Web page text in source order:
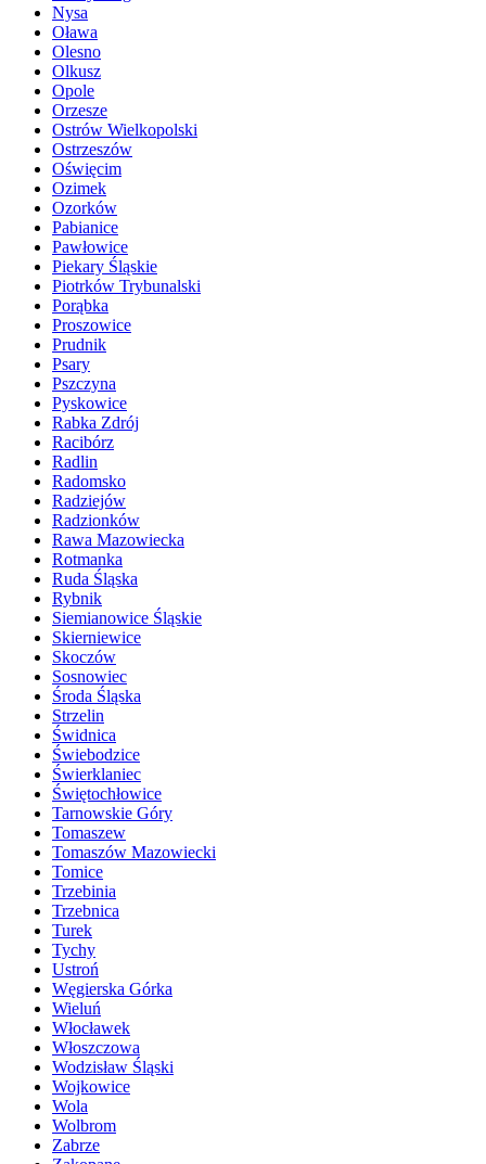
Nysa
Oława
Olesno
Olkusz
Opole
Orzesze
Ostrów Wielkopolski
Ostrzeszów
Oświęcim
Ozimek
Ozorków
Pabianice
Pawłowice
Piekary Śląskie
Piotrków Trybunalski
Porąbka
Proszowice
Prudnik
Psary
Pszczyna
Pyskowice
Rabka Zdrój
Racibórz
Radlin
Radomsko
Radziejów
Radzionków
Rawa Mazowiecka
Rotmanka
Ruda Śląska
Rybnik
Siemianowice Śląskie
Skierniewice
Skoczów
Sosnowiec
Środa Śląska
Strzelin
Świdnica
Świebodzice
Świerklaniec
Świętochłowice
Tarnowskie Góry
Tomaszew
Tomaszów Mazowiecki
Tomice
Trzebinia
Trzebnica
Turek
Tychy
Ustroń
Węgierska Górka
Wieluń
Włocławek
Włoszczowa
Wodzisław Śląski
Wojkowice
Wola
Wolbrom
Zabrze